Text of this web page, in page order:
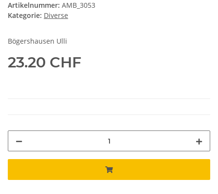
Artikelnummer: AMB_3053
Kategorie: Diverse
Bögershausen Ulli
23.20 CHF